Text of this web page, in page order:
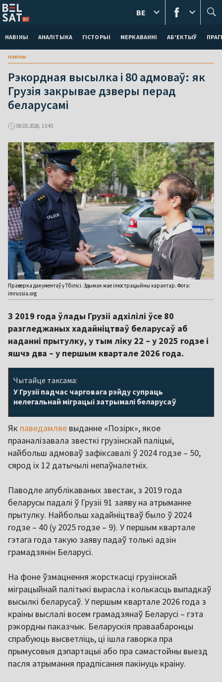
НАВІНЫ АНАЛІТЫКА ГІСТОРЫІ МЕРКАВАННI АБ'ЕКТЫЎ
BE
навіны
Рэкордная высылка і 80 адмоваў: як
Грузія закрывае дзверы перад
беларусамі
09.05.2026, 13:45
Праверка дакументаў у Тбілісі. Здымак мае ілюстрацыйны характар. Фота:
imrussia.org
З 2019 года ўлады Грузіі адхілілі ўсе 80
разгледжаных хадайніцтваў беларусаў аб
наданні прытулку, у тым ліку 22 – у 2025 годзе і
яшчэ два – у першым квартале 2026 года.
Чытайце таксама:
У Грузіі падчас чарговага рэйду супраць
нелегальнай міграцыі затрымалі беларусаў
Як паведамляе выданне «Позірк», якое
прааналізавала звесткі грузінскай паліцыі,
найбольш адмоваў зафіксавалі ў 2024 годзе – 50,
сярод іх 12 датычылі непаўналетніх.
Паводле апублікаваных звестак, з 2019 года
беларусы падалі ў Грузіі 91 заяву на атрыманне
прытулку. Найбольш хадайніцтваў было ў 2024
годзе – 40 (у 2025 годзе – 9). У першым квартале
гэтага года такую заяву падаў толькі адзін
грамадзянін Беларусі.
На фоне ўзмацнення жорсткасці грузінскай
міграцыйнай палітыкі вырасла і колькасць выпадкаў
высылкі беларусаў. У першым квартале 2026 года з
краіны выслалі восем грамадзянаў Беларусі – гэта
рэкордны паказчык. Беларускія праваабаронцы
спрабуюць высветліць, ці ішла гаворка пра
прымусовыя дэпартацыі або пра самастойны выезд
пасля атрымання прадпісання пакінуць краіну.